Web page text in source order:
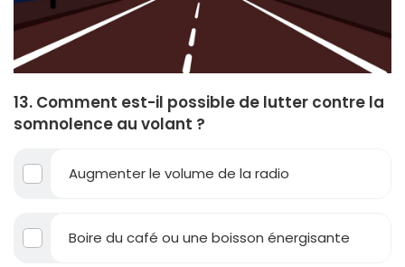
13. Comment est-il possible de lutter contre la
somnolence au volant ?
Augmenter le volume de la radio
Boire du café ou une boisson énergisante